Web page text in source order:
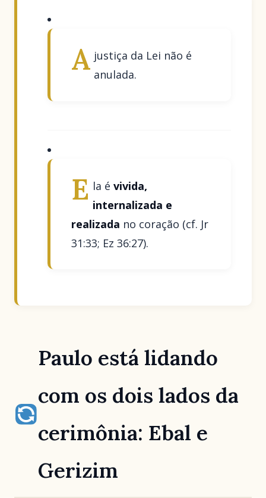
A justiça da Lei não é
anulada.
E la évivida,
internalizada e
realizada no coração (cf. Jr
31:33; Ez 36:27).
Paulo está lidando
com os dois lados da
cerimônia: Ebal e
Gerizim